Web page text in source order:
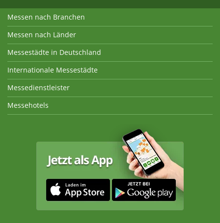
Messen nach Branchen
Messen nach Länder
Messestädte in Deutschland
Internationale Messestädte
Messedienstleister
Messehotels